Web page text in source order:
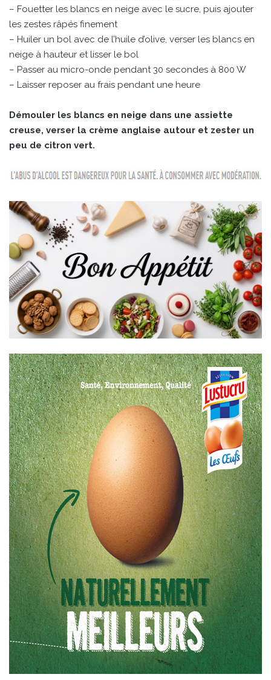
– Fouetter les blancs en neige avec le sucre, puis ajouter
les zestes râpés finement
– Huiler un bol avec de l’huile d’olive, verser les blancs en
neige à hauteur et lisser le bol
– Passer au micro-onde pendant 30 secondes à 800 W
– Laisser reposer au frais pendant une heure
Démouler les blancs en neige dans une assiette
creuse, verser la crème anglaise autour et zester un
peu de citron vert.